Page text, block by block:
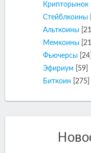
Крипторынок
Стейблкоины
Альткоины
Мемкоины
[21]
Фьючерсы
[24]
Эфириум
[59]
Биткоин
[275]